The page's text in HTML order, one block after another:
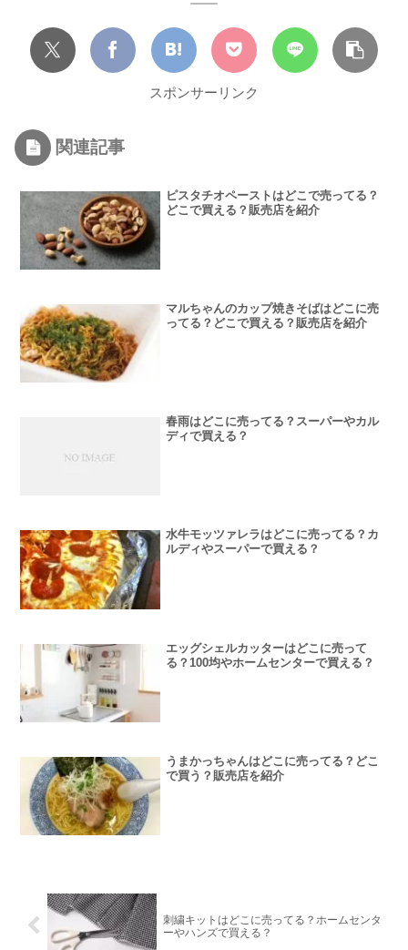
スポンサーリンク
関連記事
ピスタチオペーストはどこで売ってる？
どこで買える？販売店を紹介
マルちゃんのカップ焼きそばはどこに売
ってる？どこで買える？販売店を紹介
春雨はどこに売ってる？スーパーやカル
ディで買える？
水牛モッツァレラはどこに売ってる？カ
ルディやスーパーで買える？
エッグシェルカッターはどこに売って
る？100均やホームセンターで買える？
うまかっちゃんはどこに売ってる？どこ
で買う？販売店を紹介
刺繍キットはどこに売ってる？ホームセンタ
ーやハンズで買える？